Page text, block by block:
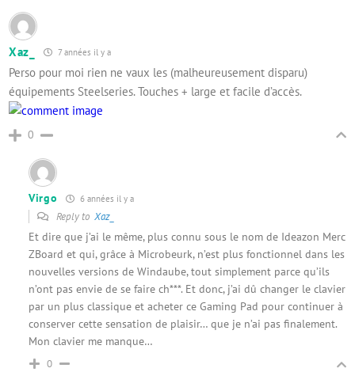
Xaz_ 7 années il y a
Perso pour moi rien ne vaux les (malheureusement disparu)
équipements Steelseries. Touches + large et facile d’accès.
0
Virgo 6 années il y a
Reply to Xaz_
Et dire que j’ai le même, plus connu sous le nom de Ideazon Merc
ZBoard et qui, grâce à Microbeurk, n’est plus fonctionnel dans les
nouvelles versions de Windaube, tout simplement parce qu’ils
n’ont pas envie de se faire ch***. Et donc, j’ai dû changer le clavier
par un plus classique et acheter ce Gaming Pad pour continuer à
conserver cette sensation de plaisir… que je n’ai pas finalement.
Mon clavier me manque…
0